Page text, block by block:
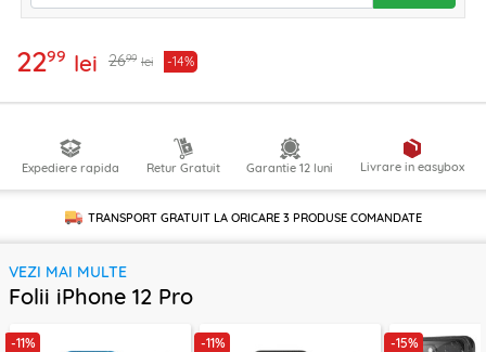
2299 lei 2699 lei -14%
Expediere rapida Retur Gratuit Garantie 12 luni Livrare in easybox
TRANSPORT GRATUIT LA ORICARE 3 PRODUSECOMANDATE
VEZI MAI MULTE
Folii iPhone 12 Pro
-11% -11% -15%